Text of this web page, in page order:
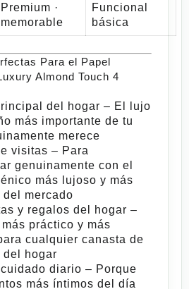
Premium ·
memorable
Funcional
básica
Para el Papel
Almond Touch 4
del hogar – El lujo
más importante de tu
merece
visitas – Para
genuinamente con el
más lujoso y más
del mercado
y regalos del hogar –
práctico y más
cualquier canasta de
del hogar
diario – Porque
más íntimos del día